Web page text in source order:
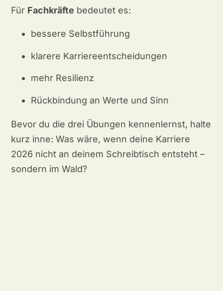
Für Fachkräfte bedeutet es:
bessere Selbstführung
klarere Karriereentscheidungen
mehr Resilienz
Rückbindung an Werte und Sinn
Bevor du die drei Übungen kennenlernst, halte
kurz inne: Was wäre, wenn deine Karriere
2026 nicht an deinem Schreibtisch entsteht –
sondern im Wald?